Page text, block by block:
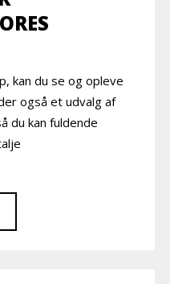
kan du se og opleve
også et udvalg af
du kan fuldende